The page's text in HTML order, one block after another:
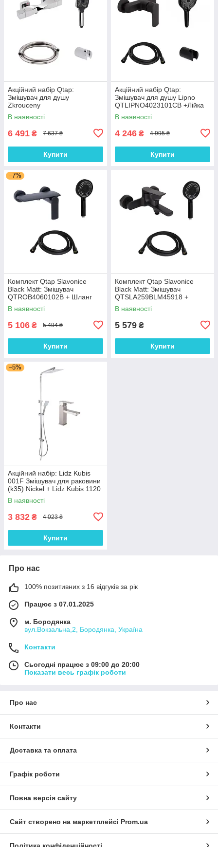
Акційний набір Qtap:
Змішувач для душу
Zkrouceny
QTZKR40T105C+Лійка Rucni
QTRUC125CRM45954+Шланг
QTHADPVC160C+Тримач
В наявності
6 491 ₴ 7 637 ₴
Купити
Акційний набір Qtap:
Змішувач для душу Lipno
QTLIPNO4023101CB +Лійка
Rucni
QTRUC125BLM45953+Шланг
Hadice QTHADPVCSQ160B +
Тримач
В наявності
4 246 ₴ 4 995 ₴
Купити
–7%
Комплект Qtap Slavonice
Black Matt: Змішувач
QTROB4060102B + Шланг
QTHADPVCSQ160B + Лійка
QTRUC125BLM45951
В наявності
5 106 ₴ 5 494 ₴
Купити
Комплект Qtap Slavonice
Black Matt: Змішувач
QTSLA259BLM45918 +
Шланг QTHADPVCSQ160B +
Лійка QTRUC125BLM45951
В наявності
5 579 ₴
Купити
–5%
Акційний набір: Lidz Kubis
001F Змішувач для раковини
(k35) Nickel + Lidz Kubis 1120
Душова стійка універсальна
на два споживача
В наявності
3 832 ₴ 4 023 ₴
Купити
Про нас
100% позитивних з 16 відгуків за рік
Працює з 07.01.2025
м. Бородянка
вул.Вокзальна,2, Бородянка, Україна
Контакти
Сьогодні працює з 09:00 до 20:00
Показати весь графік роботи
Про нас
Контакти
Доставка та оплата
Графік роботи
Повна версія сайту
Сайт створено на маркетплейсі Prom.ua